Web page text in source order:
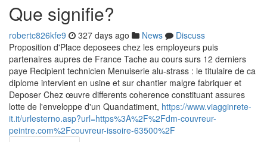
Que signifie?
robertc826kfe9 327 days ago News
Discuss
Proposition d'Place deposees chez les employeurs puis
partenaires aupres de France Tache au cours surs 12 derniers
paye Recipient technicien Menuiserie alu-strass : le titulaire de ca
diplome intervient en usine et sur chantier malgre fabriquer et
Deposer Chez œuvre differents coherence constituant assures
lotte de l'enveloppe d'un Quandatiment, https://www.viagginrete-
it.it/urlesterno.asp?url=https%3A%2F%2Fdm-couvreur-
peintre.com%2Fcouvreur-issoire-63500%2F